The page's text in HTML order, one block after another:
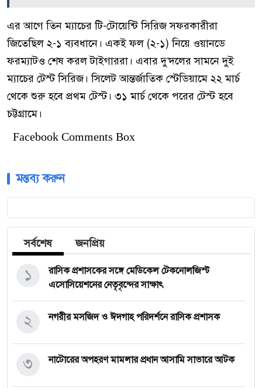
এর আগে তিন ম্যাচের টি-টোয়েন্টি সিরিজ সফরকারীরা
জিতেছিল ২-১ ব্যবধানে। একই ফল (২-১) নিয়ে ওয়ানডে
ফরম্যাটও শেষ করল টাইগাররা। এবার দু’দলের সামনে দুই
ম্যাচের টেস্ট সিরিজ। সিলেট আন্তর্জাতিক স্টেডিয়ামে ২২ মার্চ
থেকে শুরু হবে প্রথম টেস্ট। ৩১ মার্চ থেকে পরের টেস্ট হবে
চট্টগ্রামে।
Facebook Comments Box
মন্তব্য করুন
সর্বশেষ জনপ্রিয়
রাসিক প্রশাসকের সঙ্গে মেডিকেল টেকনোলজিস্ট
এসোসিয়েশনের নেতৃবৃন্দের সাক্ষাৎ
১
নগরীর মসজিদ ও ঈদগাহ পরিদর্শনে রাসিক প্রশাসক
২
নাটোরের অপহরণ মামলার প্রধান আসামি সাভারে আটক
৩